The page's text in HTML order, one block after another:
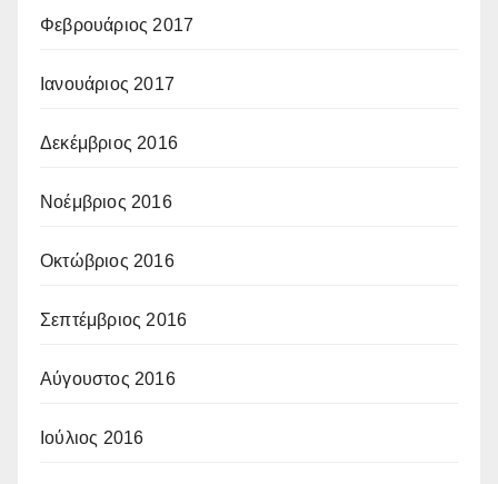
Φεβρουάριος 2017
Ιανουάριος 2017
Δεκέμβριος 2016
Νοέμβριος 2016
Οκτώβριος 2016
Σεπτέμβριος 2016
Αύγουστος 2016
Ιούλιος 2016